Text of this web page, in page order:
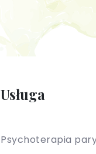
Terapia
Usługa
Psychoterapia